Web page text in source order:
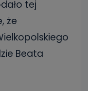
tej
że
Beata